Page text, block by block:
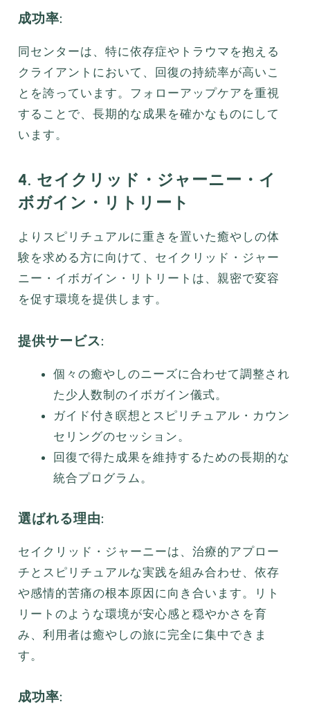
成功率:
同センターは、特に依存症やトラウマを抱える
クライアントにおいて、回復の持続率が高いこ
とを誇っています。フォローアップケアを重視
することで、長期的な成果を確かなものにして
います。
4. セイクリッド・ジャーニー・イ
ボガイン・リトリート
よりスピリチュアルに重きを置いた癒やしの体
験を求める方に向けて、セイクリッド・ジャー
ニー・イボガイン・リトリートは、親密で変容
を促す環境を提供します。
提供サービス:
個々の癒やしのニーズに合わせて調整され
た少人数制のイボガイン儀式。
ガイド付き瞑想とスピリチュアル・カウン
セリングのセッション。
回復で得た成果を維持するための長期的な
統合プログラム。
選ばれる理由:
セイクリッド・ジャーニーは、治療的アプロー
チとスピリチュアルな実践を組み合わせ、依存
や感情的苦痛の根本原因に向き合います。リト
リートのような環境が安心感と穏やかさを育
み、利用者は癒やしの旅に完全に集中できま
す。
成功率: